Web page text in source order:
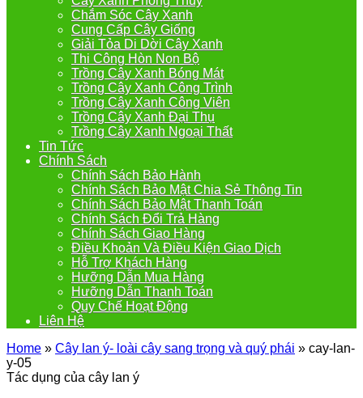
Chắm Sóc Cây Xanh
Cung Cấp Cây Giống
Giải Tỏa Di Dời Cây Xanh
Thi Công Hòn Non Bộ
Trồng Cây Xanh Bóng Mát
Trồng Cây Xanh Công Trình
Trồng Cây Xanh Công Viên
Trồng Cây Xanh Đại Thụ
Trồng Cây Xanh Ngoại Thất
Tin Tức
Chính Sách
Chính Sách Bảo Hành
Chính Sách Bảo Mật Chia Sẻ Thông Tin
Chính Sách Bảo Mật Thanh Toán
Chính Sách Đổi Trả Hàng
Chính Sách Giao Hàng
Điều Khoản Và Điều Kiện Giao Dịch
Hỗ Trợ Khách Hàng
Hưỡng Dẫn Mua Hàng
Hưỡng Dẫn Thanh Toán
Quy Chế Hoạt Động
Liên Hệ
Home » Cây lan ý- loài cây sang trọng và quý phái » cay-lan-
y-05
Tác dụng của cây lan ý